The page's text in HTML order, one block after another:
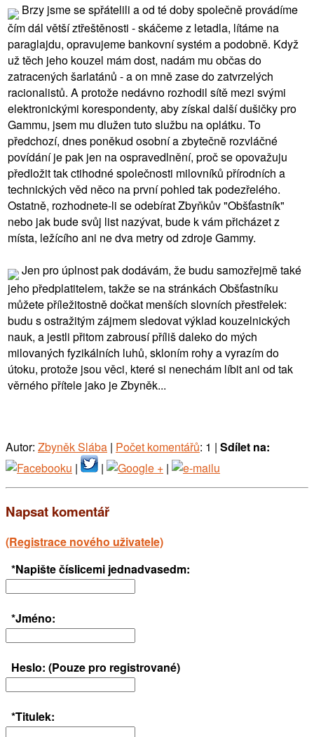
Brzy jsme se spřátelili a od té doby společně provádíme
čím dál větší ztřeštěnosti - skáčeme z letadla, lítáme na
paraglajdu, opravujeme bankovní systém a podobně. Když
už těch jeho kouzel mám dost, nadám mu občas do
zatracených šarlatánů - a on mně zase do zatvrzelých
racionalistů. A protože nedávno rozhodil sítě mezi svými
elektronickými korespondenty, aby získal další dušičky pro
Gammu, jsem mu dlužen tuto službu na oplátku. To
předchozí, dnes poněkud osobní a zbytečně rozvláčné
povídání je pak jen na ospravedlnění, proč se opovažuju
předložit tak ctihodné společnosti milovníků přírodních a
technických věd něco na první pohled tak podezřelého.
Ostatně, rozhodnete-li se odebírat Zbyňkův "Obšťastník"
nebo jak bude svůj list nazývat, bude k vám přicházet z
místa, ležícího ani ne dva metry od zdroje Gammy.
Jen pro úplnost pak dodávám, že budu samozřejmě také
jeho předplatitelem, takže se na stránkách Obšťastníku
můžete příležitostně dočkat menších slovních přestřelek:
budu s ostražitým zájmem sledovat výklad kouzelnických
nauk, a jestli přitom zabrousí příliš daleko do mých
milovaných fyzikálních luhů, skloním rohy a vyrazím do
útoku, protože jsou věci, které si nenechám líbit ani od tak
věrného přítele jako je Zbyněk...
Autor: Zbyněk Slába | Počet komentářů: 1 | Sdílet na:
|
| |
Napsat komentář
(Registrace nového uživatele)
*Napište číslicemi jednadvasedm:
*Jméno:
Heslo: (Pouze pro registrované)
*Titulek: